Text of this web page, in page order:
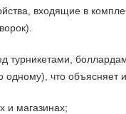
входящие в
турникетами,
одному), что
и магазинах;